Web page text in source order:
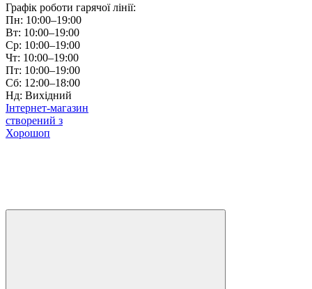
Графік роботи гарячої лінії:
Пн: 10:00–19:00
Вт: 10:00–19:00
Ср: 10:00–19:00
Чт: 10:00–19:00
Пт: 10:00–19:00
Сб: 12:00–18:00
Нд: Вихідний
Інтернет-магазин
створений з
Хорошоп